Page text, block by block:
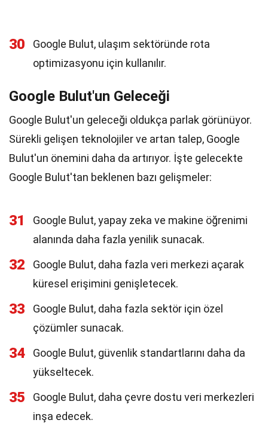
30
Google Bulut, ulaşım sektöründe rota
optimizasyonu için kullanılır.
Google Bulut'un Geleceği
Google Bulut'un geleceği oldukça parlak görünüyor.
Sürekli gelişen teknolojiler ve artan talep, Google
Bulut'un önemini daha da artırıyor. İşte gelecekte
Google Bulut'tan beklenen bazı gelişmeler:
31
Google Bulut, yapay zeka ve makine öğrenimi
alanında daha fazla yenilik sunacak.
32
Google Bulut, daha fazla veri merkezi açarak
küresel erişimini genişletecek.
33
Google Bulut, daha fazla sektör için özel
çözümler sunacak.
34
Google Bulut, güvenlik standartlarını daha da
yükseltecek.
35
Google Bulut, daha çevre dostu veri merkezleri
inşa edecek.